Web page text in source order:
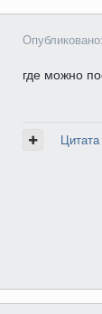
Опубликовано:
где можно
Цитата